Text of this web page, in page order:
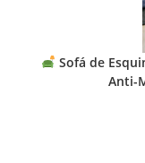
Sofá de
Anti-